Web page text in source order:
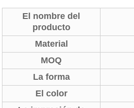
El nombre del
producto
Material
MOQ
La forma
El color